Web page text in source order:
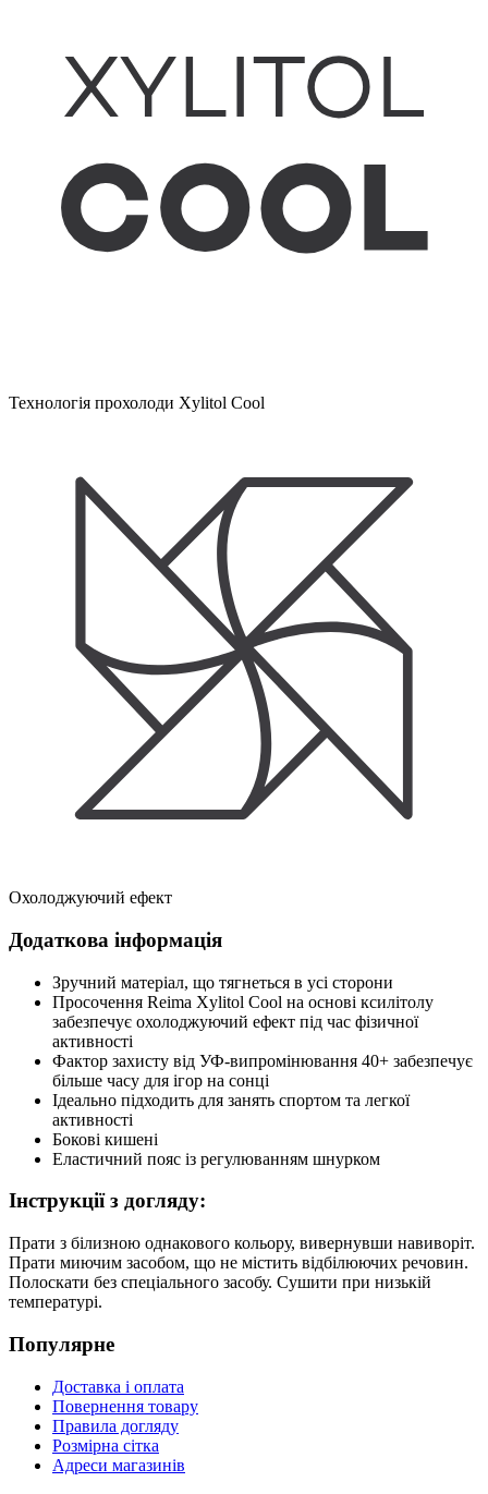
Технологія прохолоди Xylitol Cool
Охолоджуючий ефект
Додаткова інформація
Зручний матеріал, що тягнеться в усі сторони
Просочення Reima Xylitol Cool на основі ксилітолу
забезпечує охолоджуючий ефект під час фізичної
активності
Фактор захисту від УФ-випромінювання 40+ забезпечує
більше часу для ігор на сонці
Ідеально підходить для занять спортом та легкої
активності
Бокові кишені
Еластичний пояс із регулюванням шнурком
Інструкції з догляду:
Прати з білизною однакового кольору, вивернувши навиворіт.
Прати миючим засобом, що не містить відбілюючих речовин.
Полоскати без спеціального засобу. Сушити при низькій
температурі.
Популярне
Доставка і оплата
Повернення товару
Правила догляду
Розмірна сітка
Адреси магазинів